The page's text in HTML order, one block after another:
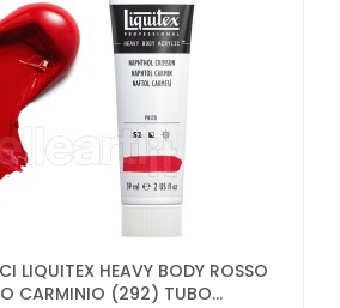
LIQUITEX HEAVY BODY ROSSO
CARMINIO (292) TUBO...